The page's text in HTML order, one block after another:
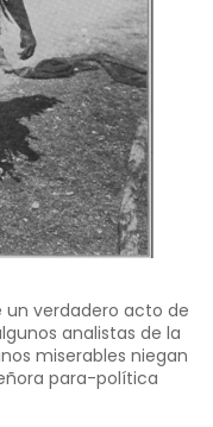
un verdadero acto de
analistas de la
miserables niegan
para-política